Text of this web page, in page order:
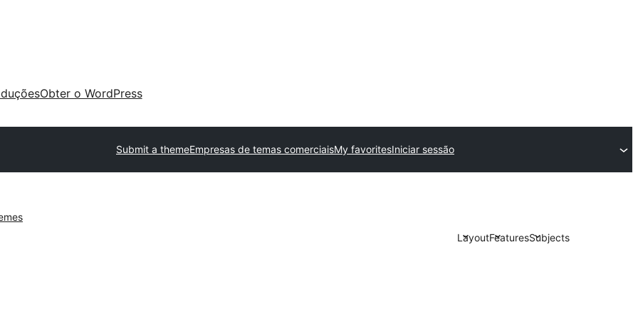
Obter o WordPress
Submit a themeEmpresas de temas comerciaisMy favoritesIniciar sessão
LayoutFeaturesSubjects